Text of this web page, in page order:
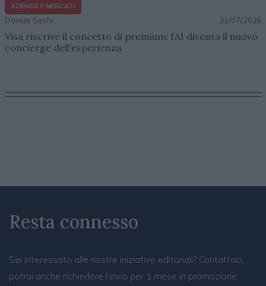
AZIENDE E MERCATI
Davide Sechi 31/07/2026
Visa riscrive il concetto di premium: l’AI diventa il nuovo
concierge dell’esperienza
Resta connesso
Sei interessato alle nostre iniziative editoriali? Contattaci,
potrai anche richiedere l’invio per 1 mese in promozione